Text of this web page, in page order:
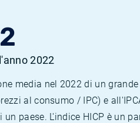
2022
media nel 2022 di un
al consumo / IPC) e
paese. L'indice HICP è un